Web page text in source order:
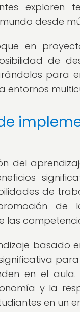
exploren
desde
en
de
para
del
de
de
las
basado
en el
y la
en un